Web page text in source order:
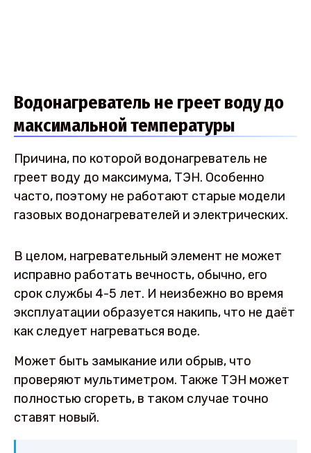
Водонагреватель не греет воду до
максимальной температуры
Причина, по которой водонагреватель не
греет воду до максимума, ТЭН. Особенно
часто, поэтому не работают старые модели
газовых водонагревателей и электрических.
В целом, нагревательный элемент не может
исправно работать вечность, обычно, его
срок службы 4-5 лет. И неизбежно во время
эксплуатации образуется накипь, что не даёт
как следует нагреваться воде.
Может быть замыкание или обрыв, что
проверяют мультиметром. Также ТЭН может
полностью сгореть, в таком случае точно
ставят новый.